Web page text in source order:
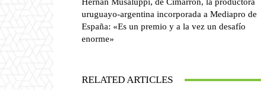
Hernán Musaluppi, de Cimarrón, la productora
uruguayo-argentina incorporada a Mediapro de
España: «Es un premio y a la vez un desafío
enorme»
RELATED ARTICLES